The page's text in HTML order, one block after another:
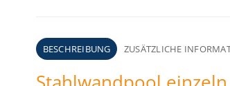
BESCHREIBUNG ZUSÄTZLICHE